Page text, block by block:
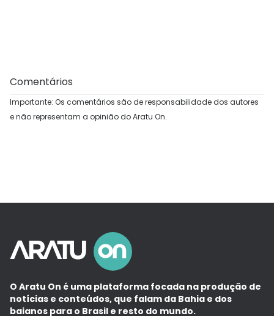
Comentários
Importante: Os comentários são de responsabilidade dos autores
e não representam a opinião do Aratu On.
O Aratu On é uma plataforma focada na produção de
notícias e conteúdos, que falam da Bahia e dos
baianos para o Brasil e resto do mundo.